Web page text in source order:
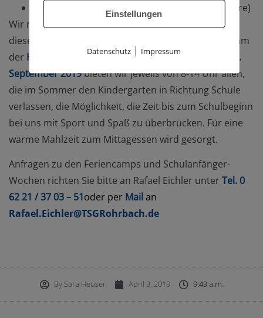
26.-30.08.2019: Team-Sport-Challenge (6-14 Jahre)
Wir machen euch SPORTLICH FIT für die Schule! In
diesem Jahr beteiligen wir uns erstmals am Programm
der Heidelberger Schulanfänger-Wochen. Vom 2.-13.
September 2019bieten wir jeweils von 8-14 Uhr allen,
die im Sommer den Kindergarten in Richtung Schule
verlassen, die Möglichkeit, die Zeit bis zum Schulbeginn
bei uns mit Sport und Spaß zu überbrücken. Für eine
warme Mahlzeit zum Mittagessen wird gesorgt.
Anfragen zu den Feriencamps und Schulanfänger-
Wochen richten Sie bitte an Rafael Eichler unter Tel. 0
62 21 / 37 03 – 51oder per Mail an
Rafael.Eichler@TSGRohrbach.de
BySara Heuser April 3, 2019 9:43 a.m.
Einstellungen
Datenschutz | Impressum